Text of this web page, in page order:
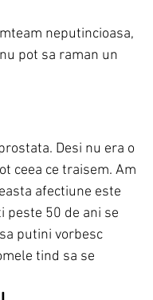
neputincioasa,
pot sa raman un
Desi nu era o
ceea ce traisem. Am
afectiune este
peste 50 de ani se
putini vorbesc
tind sa se